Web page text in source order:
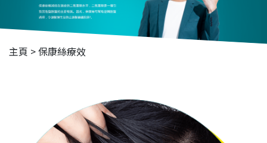
主頁 > 保康絲療效